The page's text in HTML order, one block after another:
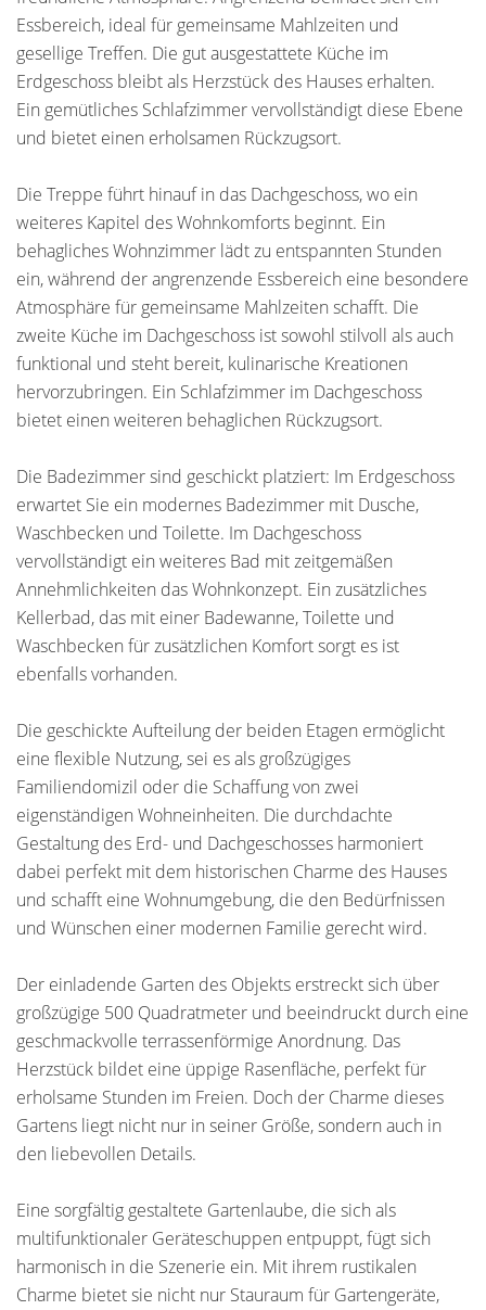
Essbereich, ideal für gemeinsame Mahlzeiten und
gesellige Treffen. Die gut ausgestattete Küche im
Erdgeschoss bleibt als Herzstück des Hauses erhalten.
Ein gemütliches Schlafzimmer vervollständigt diese Ebene
und bietet einen erholsamen Rückzugsort.
Die Treppe führt hinauf in das Dachgeschoss, wo ein
weiteres Kapitel des Wohnkomforts beginnt. Ein
behagliches Wohnzimmer lädt zu entspannten Stunden
ein, während der angrenzende Essbereich eine besondere
Atmosphäre für gemeinsame Mahlzeiten schafft. Die
zweite Küche im Dachgeschoss ist sowohl stilvoll als auch
funktional und steht bereit, kulinarische Kreationen
hervorzubringen. Ein Schlafzimmer im Dachgeschoss
bietet einen weiteren behaglichen Rückzugsort.
Die Badezimmer sind geschickt platziert: Im Erdgeschoss
erwartet Sie ein modernes Badezimmer mit Dusche,
Waschbecken und Toilette. Im Dachgeschoss
vervollständigt ein weiteres Bad mit zeitgemäßen
Annehmlichkeiten das Wohnkonzept. Ein zusätzliches
Kellerbad, das mit einer Badewanne, Toilette und
Waschbecken für zusätzlichen Komfort sorgt es ist
ebenfalls vorhanden.
Die geschickte Aufteilung der beiden Etagen ermöglicht
eine flexible Nutzung, sei es als großzügiges
Familiendomizil oder die Schaffung von zwei
eigenständigen Wohneinheiten. Die durchdachte
Gestaltung des Erd- und Dachgeschosses harmoniert
dabei perfekt mit dem historischen Charme des Hauses
und schafft eine Wohnumgebung, die den Bedürfnissen
und Wünschen einer modernen Familie gerecht wird.
Der einladende Garten des Objekts erstreckt sich über
großzügige 500 Quadratmeter und beeindruckt durch eine
geschmackvolle terrassenförmige Anordnung. Das
Herzstück bildet eine üppige Rasenfläche, perfekt für
erholsame Stunden im Freien. Doch der Charme dieses
Gartens liegt nicht nur in seiner Größe, sondern auch in
den liebevollen Details.
Eine sorgfältig gestaltete Gartenlaube, die sich als
multifunktionaler Geräteschuppen entpuppt, fügt sich
harmonisch in die Szenerie ein. Mit ihrem rustikalen
Charme bietet sie nicht nur Stauraum für Gartengeräte,